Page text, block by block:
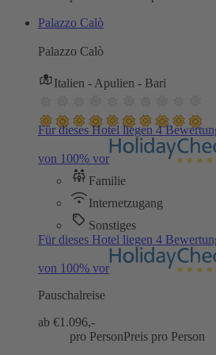
Palazzo Calò
Palazzo Calò
Italien - Apulien - Bari
Für dieses Hotel liegen 4
von 100% vor
Familie
Internetzugang
Sonstiges
Für dieses Hotel liegen 4
von 100% vor
Pauschalreise
ab €1.096,-
pro PersonPreis pro Person